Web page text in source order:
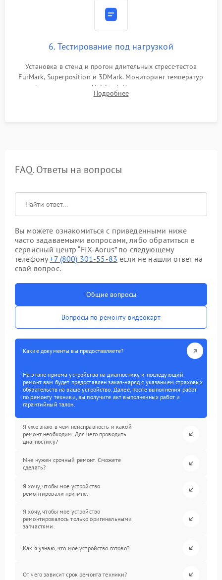
6. Тестирование под нагрузкой
Установка в стенд и прогон длительных стресс-тестов
FurMark, Superposition и 3DMark. Мониторинг температур
графического чипа и Hot Spot. Проверка на отсутствие
артефактов изображения, вылетов драйвера и зависаний.
Подробнее
FAQ. Ответы на вопросы
Вы можете ознакомиться с приведенными ниже
часто задаваемыми вопросами, либо обратиться в
сервисный центр “FIX-Aorus” по следующему
телефону+7 (800) 301-55-83 если не нашли ответ на
свой вопрос.
Общие вопросы
Вопросы по ремонту видеокарт
Какие документы вы предоставляете?
На этапе приема устройства на диагностику и последующий
ремонт вам будет предоставлен заказ-наряд с указанием страховых
обязательств на ваше устройство. Далее, после выполнения работ
по ремонту техники, вы получите акт выполненных работ и
гарантийный талон.
Я уже знаю в чем неисправность и какой
ремонт необходим. Для чего проводить
диагностику?
Мне нужен срочный ремонт. Сможете
сделать?
Я хочу, чтобы мое устройство
ремонтировали при мне.
Я хочу, чтобы мое устройство
ремонтировалось только оригинальными
запчастями.
Как я узнаю, что мое устройство готово?
От чего зависит срок ремонта техники?